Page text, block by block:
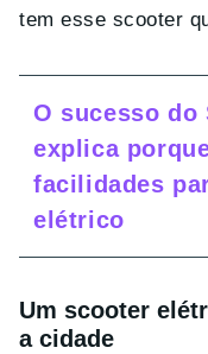
tem esse scooter
O sucesso do
explica
facilidades
elétrico
Um scooter
a cidade